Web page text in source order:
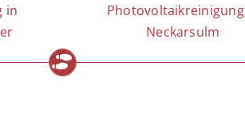
in
Neckarsulm